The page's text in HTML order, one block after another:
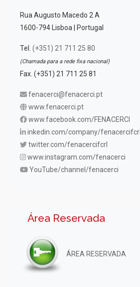
Rua Augusto Macedo 2 A
1600-794 Lisboa | Portugal
Tel. (+351) 21 711 25 80
(Chamada para a rede fixa nacional)
Fax. (+351) 21 711 25 81
fenacerci@fenacerci.pt
www.fenacerci.pt
www.facebook.com/FENACERCI
inkedin.com/company/fenacercifcrl
twitter.com/fenacercifcrl
www.instagram.com/fenacerci
YouTube/channel/fenacerci
Área Reservada
ÁREA RESERVADA